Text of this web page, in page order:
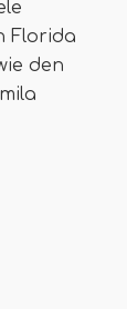
Florida
den